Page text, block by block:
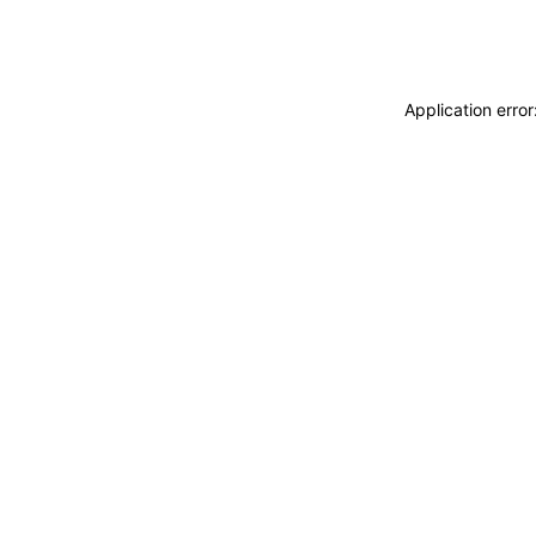
Application